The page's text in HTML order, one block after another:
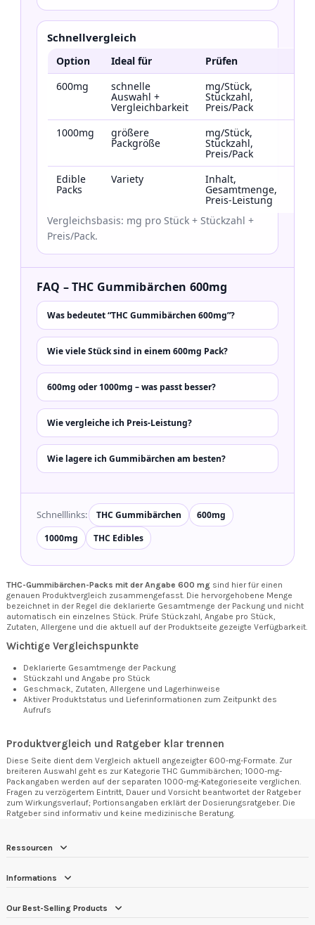
Schnellvergleich
Option Ideal für Prüfen
600mg
schnelle
Auswahl +
Vergleichbarkeit
mg/Stück,
Stückzahl,
Preis/Pack
1000mg größere
Packgröße
mg/Stück,
Stückzahl,
Preis/Pack
Edible
Packs
Variety Inhalt,
Gesamtmenge,
Preis-Leistung
Vergleichsbasis: mg pro Stück + Stückzahl +
Preis/Pack.
FAQ – THC Gummibärchen 600mg
Was bedeutet “THC Gummibärchen 600mg”?
Wie viele Stück sind in einem 600mg Pack?
600mg oder 1000mg – was passt besser?
Wie vergleiche ich Preis-Leistung?
Wie lagere ich Gummibärchen am besten?
Schnelllinks: THC Gummibärchen
600mg
1000mg
THC Edibles
THC-Gummibärchen-Packs mit der Angabe 600 mg sind hier für einen
genauen Produktvergleich zusammengefasst. Die hervorgehobene Menge
bezeichnet in der Regel die deklarierte Gesamtmenge der Packung und nicht
automatisch ein einzelnes Stück. Prüfe Stückzahl, Angabe pro Stück,
Zutaten, Allergene und die aktuell auf der Produktseite gezeigte Verfügbarkeit.
Wichtige Vergleichspunkte
Deklarierte Gesamtmenge der Packung
Stückzahl und Angabe pro Stück
Geschmack, Zutaten, Allergene und Lagerhinweise
Aktiver Produktstatus und Lieferinformationen zum Zeitpunkt des
Aufrufs
Produktvergleich und Ratgeber klar trennen
Diese Seite dient dem Vergleich aktuell angezeigter 600-mg-Formate. Zur
breiteren Auswahl geht es zur Kategorie THC Gummibärchen; 1000-mg-
Packangaben werden auf der separaten 1000-mg-Kategorieseite verglichen.
Fragen zu verzögertem Eintritt, Dauer und Vorsicht beantwortet der Ratgeber
zum Wirkungsverlauf; Portionsangaben erklärt der Dosierungsratgeber. Die
Ratgeber sind informativ und keine medizinische Beratung.
Ressourcen
Informations
Our Best-Selling Products